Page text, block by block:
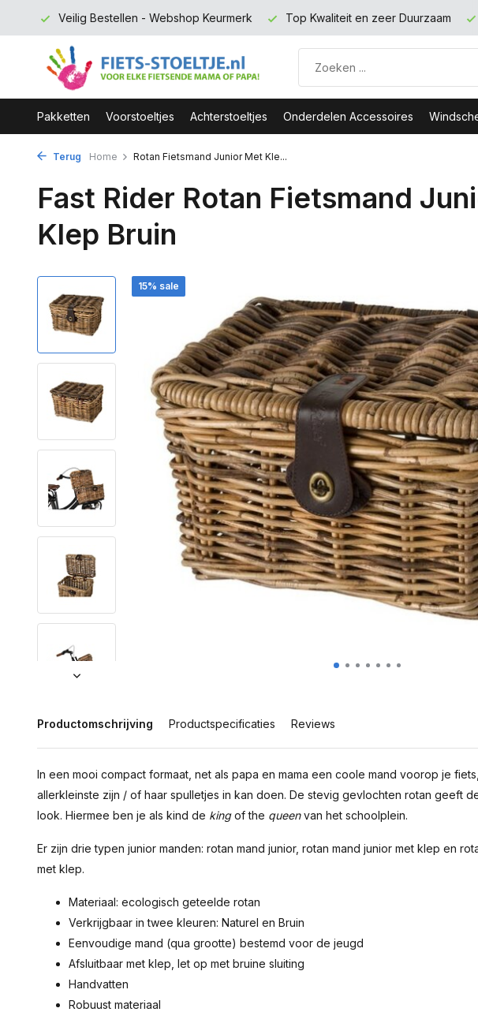
Veilig Bestellen - Webshop Keurmerk Top Kwaliteit en zeer Duurzaam
Pakketten Voorstoeltjes Achterstoeltjes Onderdelen Accessoires
Terug Home Rotan Fietsmand Junior Met Kle...
Fast Rider Rotan Fietsmand
Klep Bruin
15% sale
Productomschrijving Productspecificaties Reviews
In een mooi compact formaat, net als papa en mama een coole mand voorop je
allerkleinste zijn / of haar spulletjes in kan doen. De stevig gevlochten rotan geeft
look. Hiermee ben je als kind de kingof the queenvan het schoolplein.
Er zijn drie typen junior manden: rotan mand junior, rotan mand junior met klep en
met klep.
Materiaal: ecologisch geteelde rotan
Verkrijgbaar in twee kleuren: Naturel en Bruin
Eenvoudige mand (qua grootte) bestemd voor de jeugd
Afsluitbaar met klep, let op met bruine sluiting
Handvatten
Robuust materiaal